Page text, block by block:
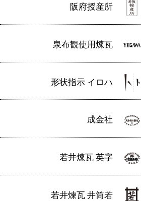
阪府授産所
泉布観使用煉瓦
形状指示 イロハ
成金社
若井煉瓦 英字
若井煉瓦 井筒若